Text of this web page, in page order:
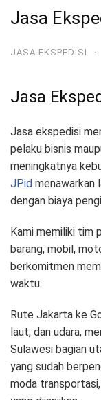
Jasa
JASA EKSPEDISI ·
Jasa
Jasa ekspedisi
pelaku bisnis
meningkatnya
JP.id menawarkan
dengan biaya
Kami memiliki tim
barang, mobil,
berkomitmen
waktu.
Rute Jakarta ke
laut, dan udara,
Sulawesi bagian
yang sudah
moda